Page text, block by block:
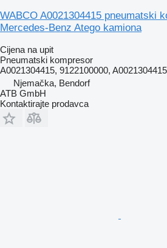
WABCO A0021304415 pneumatski
Mercedes-Benz Atego kamiona
Cijena na upit
Pneumatski kompresor
A0021304415, 9122100000, A0021304415
Njemačka, Bendorf
ATB GmbH
Kontaktirajte prodavca